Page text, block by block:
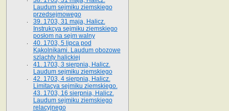
Laudum sejmiku ziemskiego
przedsejmowego
39. 1703, 31 maja, Halicz.
Instrukcya sejmiku ziemskiego
posłom na sejm walny
40. 1703, 5 lipca pod
Kąkolnikami. Laudum obozowe
szlachty halickiej
41­. 1703, 3 sierpnia, Halicz.
Laudum sejmiku ziemskiego
42. 1703, 4 sierpnia, Halicz.
Limitacya sejmiku ziemskiego.
43. 1703, 16 sierpnia, Halicz.
Laudum sejmiku ziemskiego
relacyjnego